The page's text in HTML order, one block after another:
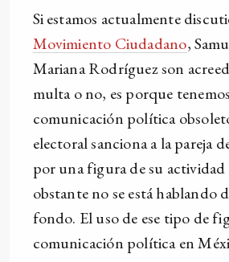
Si estamos actualmente
Movimiento Ciudadano,
Mariana Rodríguez son
multa o no, es porque
comunicación política
electoral sanciona a la pareja
por una figura de su actividad
obstante no se está hablando
fondo. El uso de ese tipo de
comunicación política en